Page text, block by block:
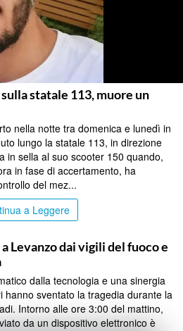
statale 113, muore un
nella notte tra domenica e lunedì in
lungo la statale 113, in direzione
in sella al suo scooter 150 quando,
in fase di accertamento, ha
del mez...
a Leggere
Levanzo dai vigili del fuoco e
dalla tecnologia e una sinergia
hanno sventato la tragedia durante la
Intorno alle ore 3:00 del mattino,
da un dispositivo elettronico è